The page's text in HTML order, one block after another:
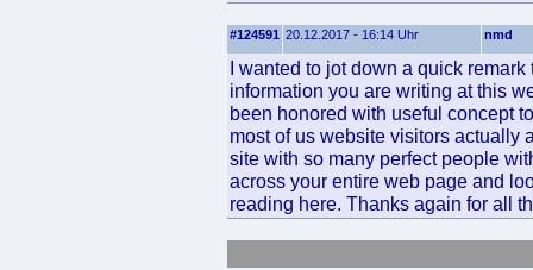
#124591 20.12.2017 - 16:14 Uhr nmd
I wanted to jot down a quick
information you are writing at this
been honored with useful concept
most of us website visitors actually
site with so many perfect people
across your entire web page and
reading here. Thanks again for all